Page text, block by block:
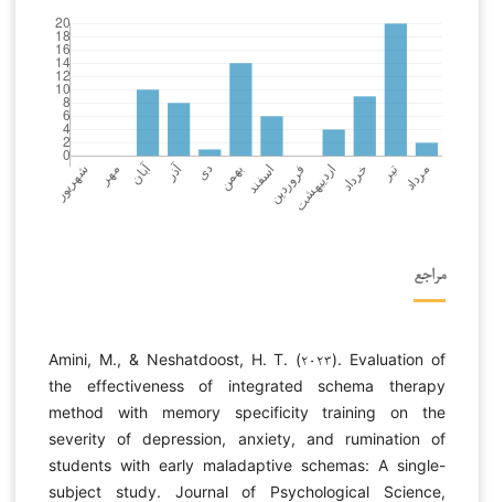
مراجع
Amini, M., & Neshatdoost, H. T. (۲۰۲۳). Evaluation of
the effectiveness of integrated schema therapy
method with memory specificity training on the
severity of depression, anxiety, and rumination of
students with early maladaptive schemas: A single-
subject study. Journal of Psychological Science,